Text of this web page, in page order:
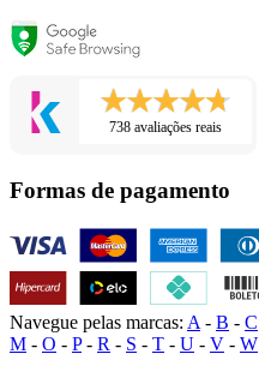
738 avaliações reais
Formas de pagamento
Navegue pelas marcas: A - B - C
M - O - P- R - S - T - U - V - W